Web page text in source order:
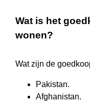
Wat is het
wonen?
Wat zijn de
Pakistan.
Afghanistan.